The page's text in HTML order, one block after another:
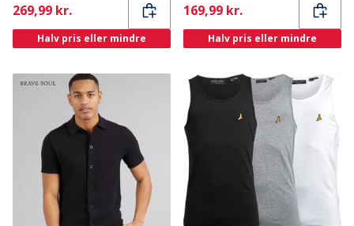
Current
269,99 kr.
Halv pris eller mindre
Current
169,99 kr.
Halv pris eller mindre